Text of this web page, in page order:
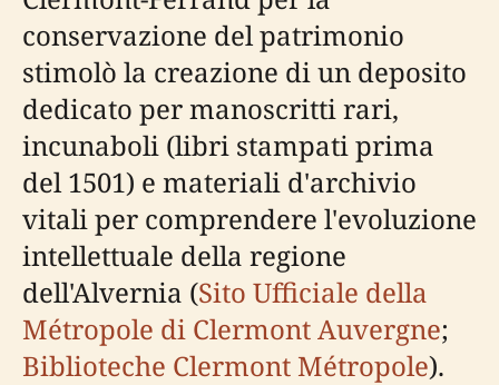
conservazione del patrimonio
stimolò la creazione di un deposito
dedicato per manoscritti rari,
incunaboli (libri stampati prima
del 1501) e materiali d'archivio
vitali per comprendere l'evoluzione
intellettuale della regione
dell'Alvernia (Sito Ufficiale della
Métropole di Clermont Auvergne;
Biblioteche Clermont Métropole).